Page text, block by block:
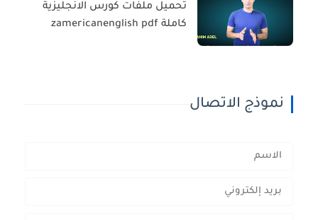
تحميل ملفات كورس الانجليزية
كاملة zamericanenglish pdf
نموذج الاتصال